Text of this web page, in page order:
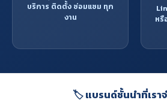
บริการ ติดตั้ง ซ่อมแซม ทุก
งาน
หรื
🏷️ แบรนด์ชั้นนำที่เรา